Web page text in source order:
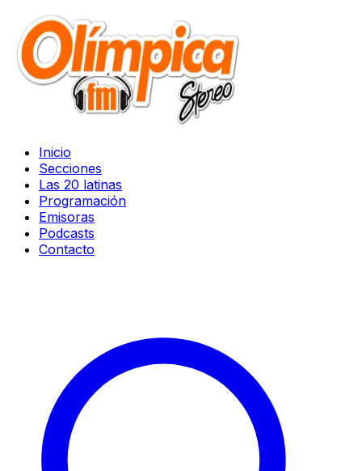
Inicio
Secciones
Las 20 latinas
Programación
Emisoras
Podcasts
Contacto